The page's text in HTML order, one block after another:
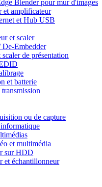
Blender pour mur d'images
et amplificateur
et Hub USB
et scaler
De-Embedder
scaler de présentation
et batterie
transmission
ou de capture
et multimédia
sur HDD
et échantillonneur